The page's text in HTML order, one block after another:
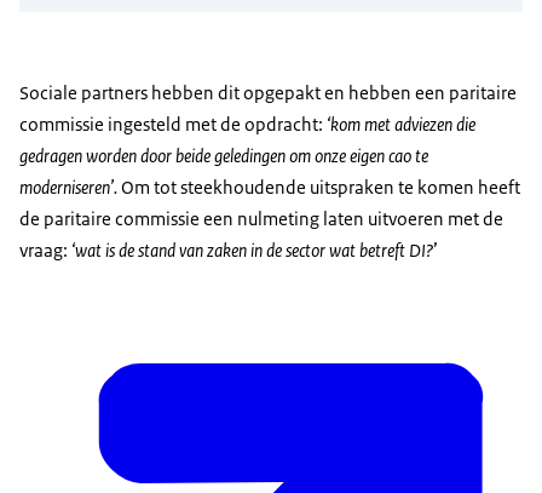
Sociale partners hebben dit opgepakt en hebben een paritaire
commissie ingesteld met de opdracht: ‘kom met adviezen die
gedragen worden door beide geledingen om onze eigen cao te
moderniseren’.Om tot steekhoudende uitspraken te komen heeft
de paritaire commissie een nulmeting laten uitvoeren met de
vraag: ‘wat is de stand van zaken in de sector wat betreft DI?’